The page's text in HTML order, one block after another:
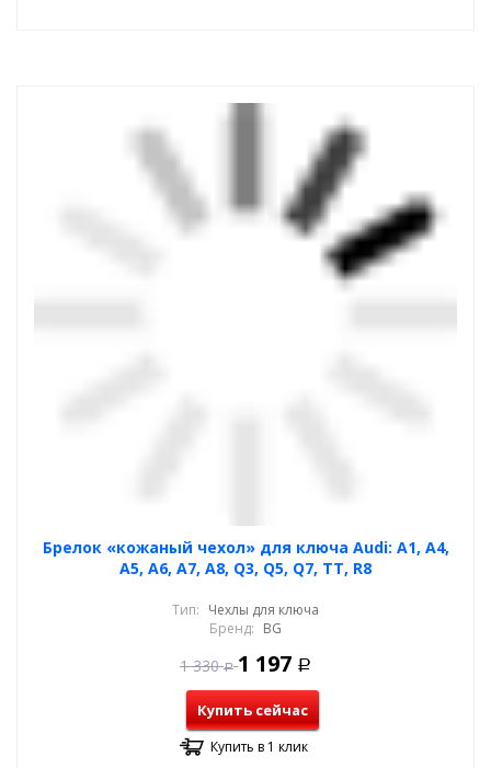
Брелок «кожаный чехол» для ключа Audi: A1, A4,
A5, A6, A7, A8, Q3, Q5, Q7, TT, R8
Тип: Чехлы для ключа
Бренд: BG
1 330 Р 1 197 Р
Купить сейчас
Купить в 1 клик